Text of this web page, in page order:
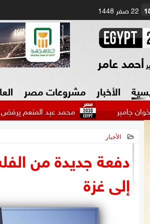
22 صفر 1448
أحمد عامر
الأخبار
الرئاسة
دين وفتاوى
مشروعات مصر
محمد عبد المنعم يرفض عرضًا خليجيًا
الأخبار
دفعة جديدة من
إلى غزة